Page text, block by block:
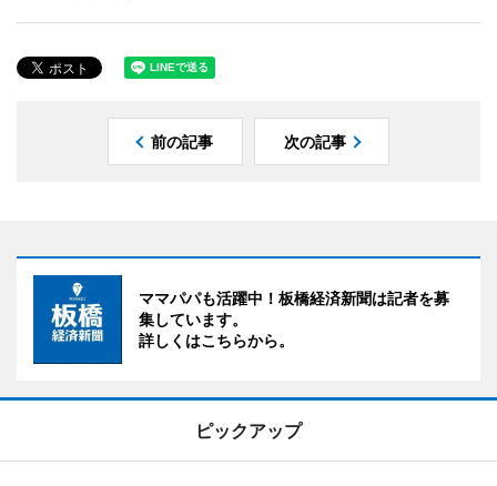
前の記事 次の記事
ママパパも活躍中！板橋経済新聞は記者を募
集しています。
詳しくはこちらから。
ピックアップ